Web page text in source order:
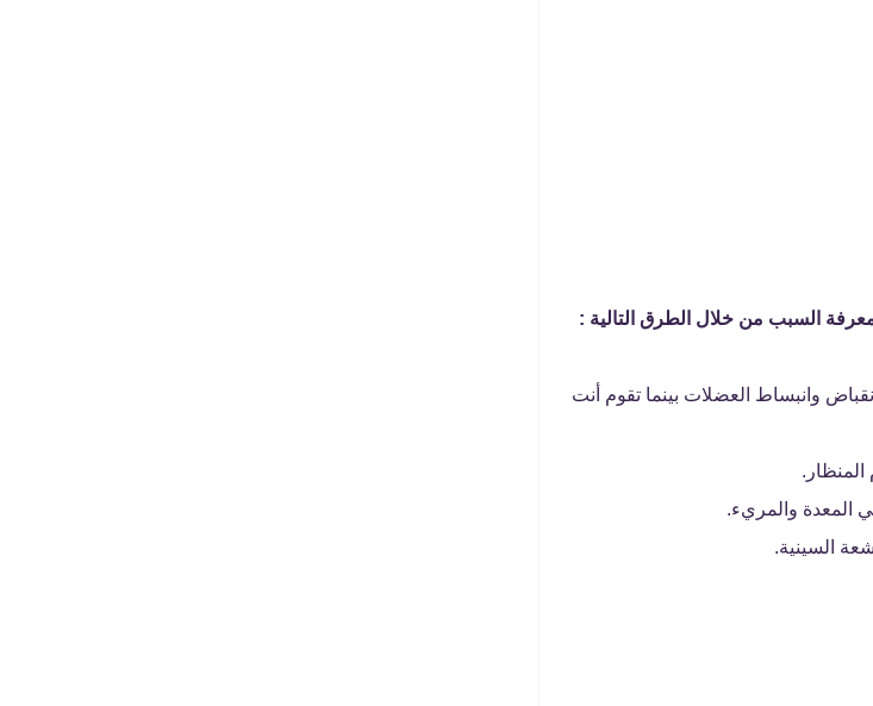
السبب من خلال الطرق التالية :
وانبساط العضلات بينما تقوم أنت
المنظار.
المعدة والمريء.
السينية.